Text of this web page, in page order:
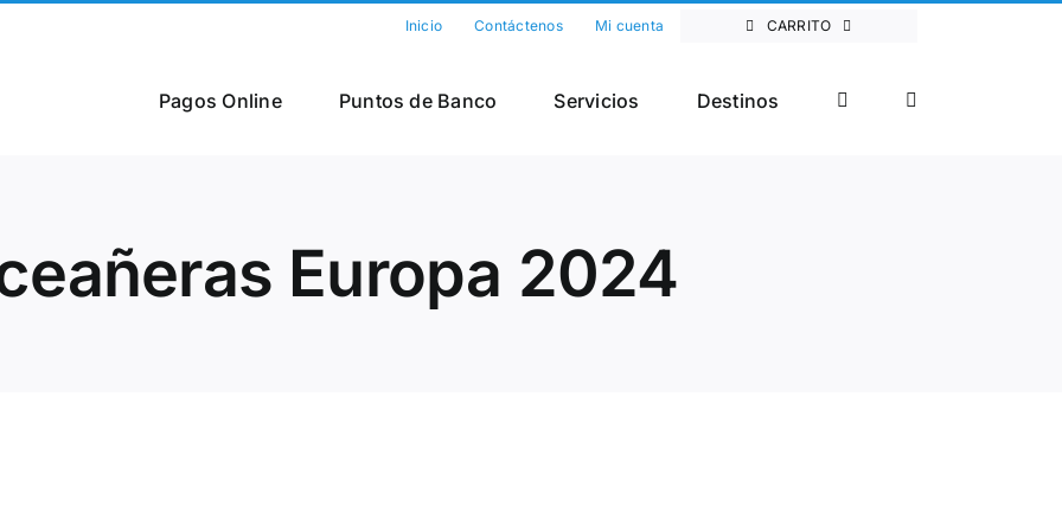
Inicio Contáctenos Mi cuenta CARRITO
Pagos Online Puntos de Banco Servicios Destinos
Europa 2024